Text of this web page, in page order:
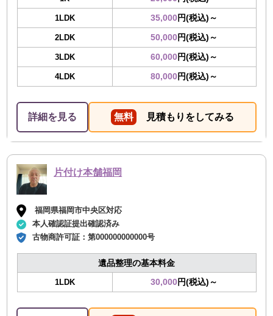
1LDK 35,000円(税込)～
2LDK 50,000円(税込)～
3LDK 60,000円(税込)～
4LDK 80,000円(税込)～
詳細を見る 無料 見積もりをしてみる
片付け本舗福岡
福岡県福岡市中央区対応
本人確認証提出確認済み
古物商許可証：第000000000000号
遺品整理の基本料金
1LDK 30,000円(税込)～